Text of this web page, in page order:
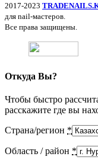
2017-2023
для nail-мастеров.
Все права защищены.
Откуда Вы?
Чтобы быстро
расскажите где вы
Страна/регион *
Область / район *